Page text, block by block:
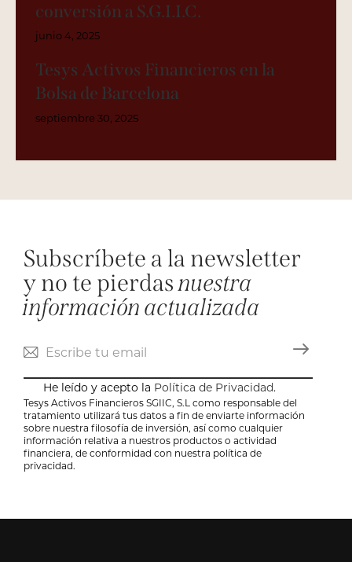
conversión a S.G.I.I.C.
junio 4, 2025
Tesys Activos Financieros en la
Bolsa de Barcelona
septiembre 30, 2025
Subscríbete a la newsletter
y no te pierdasnuestra
información actualizada
He leído y acepto la Política de Privacidad.
Tesys Activos Financieros SGIIC, S.L como responsable del
tratamiento utilizará tus datos a fin de enviarte información
sobre nuestra filosofía de inversión, así como cualquier
información relativa a nuestros productos o actividad
financiera, de conformidad con nuestra política de
privacidad.